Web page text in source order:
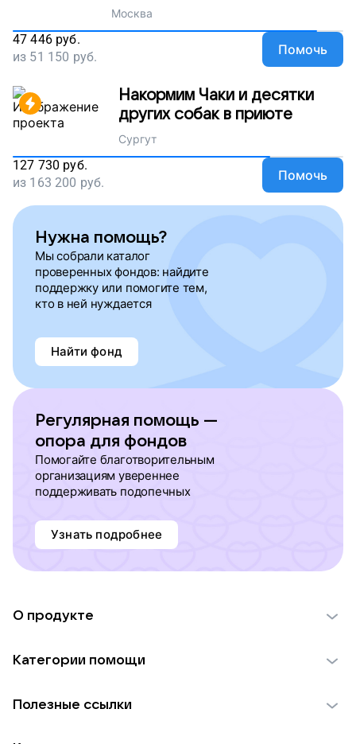
Москва
47 446 руб.
из 51 150 руб. Помочь
Накормим Чаки и десятки
других собак в приюте
Сургут
127 730 руб.
из 163 200 руб. Помочь
Нужна помощь?
Мы собрали каталог
проверенных фондов: найдите
поддержку или помогите тем,
кто в ней нуждается
Найти фонд
Регулярная помощь —
опора для фондов
Помогайте благотворительным
организациям увереннее
поддерживать подопечных
Узнать подробнее
О продукте
Использование материалов
Категории помощи
Полезные ссылки